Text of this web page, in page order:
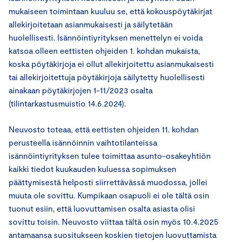
mukaiseen toimintaan kuuluu se, että kokouspöytäkirjat
allekirjoitetaan asianmukaisesti ja säilytetään
huolellisesti. Isännöintiyrityksen menettelyn ei voida
katsoa olleen eettisten ohjeiden 1. kohdan mukaista,
koska pöytäkirjoja ei ollut allekirjoitettu asianmukaisesti
tai allekirjoitettuja pöytäkirjoja säilytetty huolellisesti
ainakaan pöytäkirjojen 1-11/2023 osalta
(tilintarkastusmuistio 14.6.2024).
Neuvosto toteaa, että eettisten ohjeiden 11. kohdan
perusteella isännöinnin vaihtotilanteissa
isännöintiyrityksen tulee toimittaa asunto-osakeyhtiön
kaikki tiedot kuukauden kuluessa sopimuksen
päättymisestä helposti siirrettävässä muodossa, jollei
muuta ole sovittu. Kumpikaan osapuoli ei ole tältä osin
tuonut esiin, että luovuttamisen osalta asiasta olisi
sovittu toisin. Neuvosto viittaa tältä osin myös 10.4.2025
antamaansa suositukseen koskien tietojen luovuttamista